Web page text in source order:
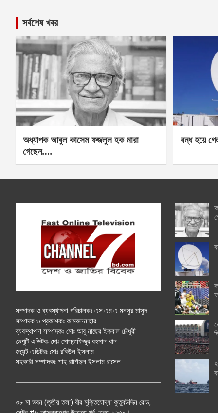
সর্বশেষ খবর
অধ্যাপক আবুল কাসেম ফজলুল হক মারা
গেছেন….
বন্ধ হয়ে
সম্পাদক ও ব্যবস্থাপনা পরিচালকঃ এস.এম.এ মনসুর মাসুদ
সম্পাদক ও প্রকাশকঃ কামরুননাহার
ব্যবস্থাপনা সম্পাদকঃ মোঃ আবু নাছের ইকবাল চৌধুরী
ডেপুটি এডিটরঃ মোঃ মোস্তাফিজুর রহমান খান
জয়েন্ট এডিটরঃ মোঃ রবিউল ইসলাম
সহকারী সম্পাদকঃ শাহ রাশিদুল ইসলাম রাসেল
৩৮ মা ভবন (তৃতীয় তলা) বীর মুক্তিযোদ্ধা কুতুবউদ্দিন রোড,